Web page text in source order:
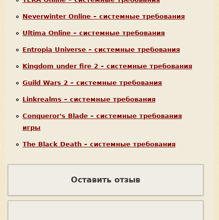
Neverwinter Online – системные требования
Ultima Online – системные требования
Entropia Universe – системные требования
Kingdom under fire 2 – системные требования
Guild Wars 2 – системные требования
Linkrealms – системные требования
Conqueror's Blade – системные требования
игры
The Black Death – системные требования
Оставить отзыв